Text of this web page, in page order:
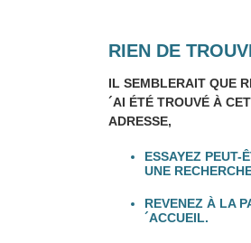
RIEN DE
IL SEMBLERAIT QUE
´AI ÉTÉ TROUVÉ À
ADRESSE,
ESSAYEZ PEUT-
UNE
REVENEZ À LA
´ACCUEIL.